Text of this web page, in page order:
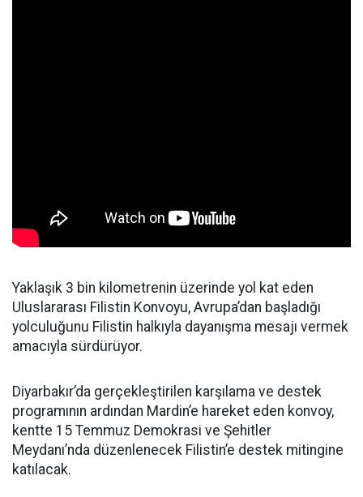
Yaklaşık 3 bin kilometrenin üzerinde yol kat eden
Uluslararası Filistin Konvoyu, Avrupa’dan başladığı
yolculuğunu Filistin halkıyla dayanışma mesajı vermek
amacıyla sürdürüyor.
Diyarbakır’da gerçekleştirilen karşılama ve destek
programının ardından Mardin’e hareket eden konvoy,
kentte 15 Temmuz Demokrasi ve Şehitler
Meydanı’nda düzenlenecek Filistin’e destek mitingine
katılacak.